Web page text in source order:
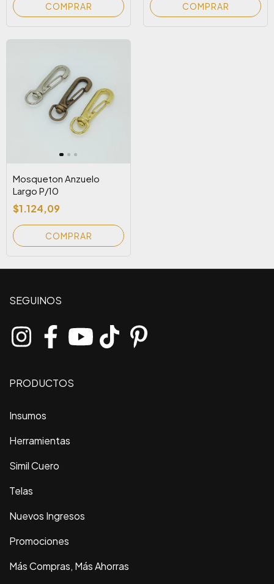
COMPRAR COMPRAR
Mosqueton Anzuelo
Largo P/10
$1.124,09
COMPRAR
SEGUINOS
PRODUCTOS
Insumos
Herramientas
Simil Cuero
Telas
Nuevos Ingresos
Promociones
Más Compras, Más Ahorras